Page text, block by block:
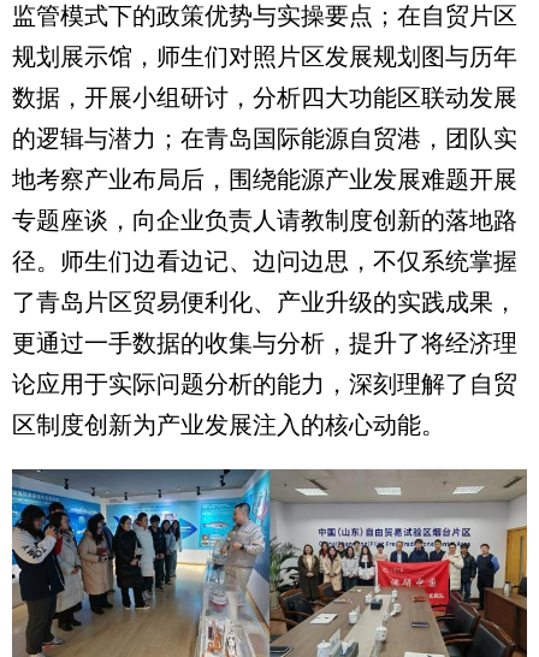
监管模式下的政策优势与实操要点；在自贸片区
规划展示馆，师生们对照片区发展规划图与历年
数据，开展小组研讨，分析四大功能区联动发展
的逻辑与潜力；在青岛国际能源自贸港，团队实
地考察产业布局后，围绕能源产业发展难题开展
专题座谈，向企业负责人请教制度创新的落地路
径。师生们边看边记、边问边思，不仅系统掌握
了青岛片区贸易便利化、产业升级的实践成果，
更通过一手数据的收集与分析，提升了将经济理
论应用于实际问题分析的能力，深刻理解了自贸
区制度创新为产业发展注入的核心动能。